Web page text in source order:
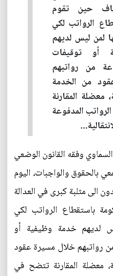
حين تقوم
الرواتب لكي
لمن ليس لديهم
أو توقيفات
من رواتبهم
من الخدمة
معضلة المقارنة
المدفوعة
وفقه القانون الوضعي
بالحقوق والواجبات، اليوم
الى مثلبة كبرى في العدالة
باستقطاع الرواتب لكي
لديهم خدمة وظيفية أو
رواتبهم خلال مسيرة عقود
معضلة المقارنة تتضح في